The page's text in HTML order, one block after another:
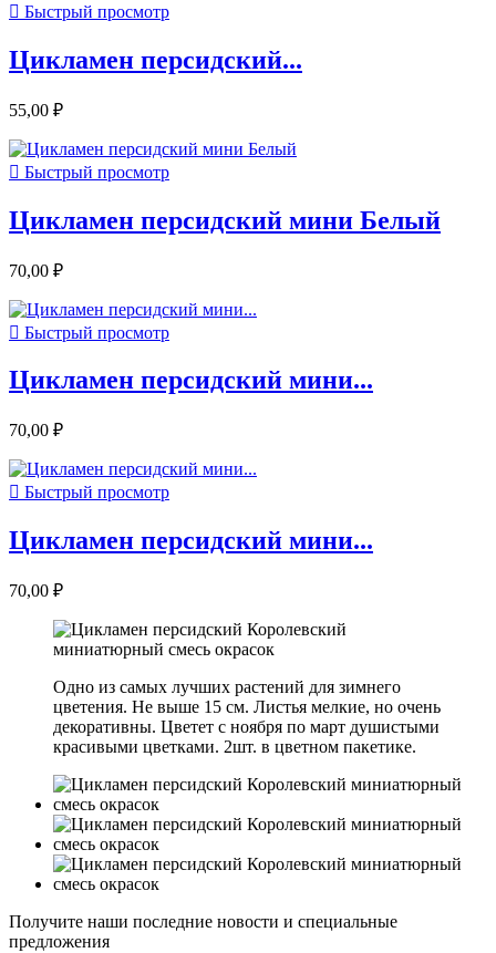
 Быстрый просмотр
Цикламен персидский...
55,00 ₽
 Быстрый просмотр
Цикламен персидский мини Белый
70,00 ₽
 Быстрый просмотр
Цикламен персидский мини...
70,00 ₽
 Быстрый просмотр
Цикламен персидский мини...
70,00 ₽
Одно из самых лучших растений для зимнего
цветения. Не выше 15 см. Листья мелкие, но очень
декоративны. Цветет с ноября по март душистыми
красивыми цветками. 2шт. в цветном пакетике.
Получите наши последние новости и специальные
предложения